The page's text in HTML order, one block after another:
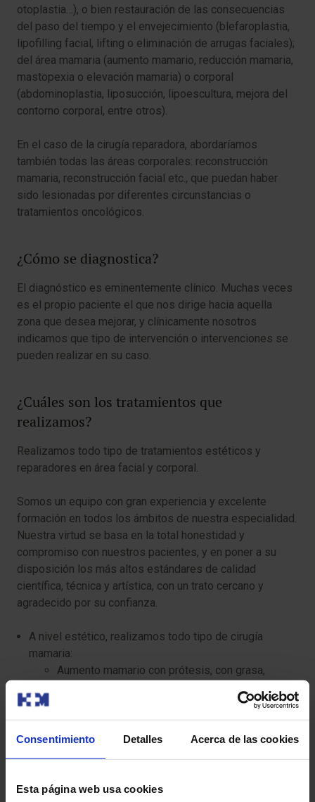
Consentimiento Detalles Acerca de las cookies
Esta página web usa cookies
otoplastia…), o bien restauración de las consecuencias
del paso del tiempo y el envejecimiento (blefaroplastia,
lipofilling facial, lifting o eliminación de arrugas faciales);
del área mamaria (aumento mamario, reducción mamaria,
mastopexia o elevación mamaria) o corporal
(abdominoplastia, liposucción, lipoescultura, mejora del
contorno corporal, entre otros).
En el caso de la cirugía reparadora, abordaríamos
también todas las áreas corporales: reconstrucción
mamaria, reconstrucción facial etc., que puedan haber
sido lesionadas por diferentes circunstancias o
tratamientos oncológicos.
¿Cómo se diagnostica?
El diagnóstico es eminentemente clínico. Muchas veces
es el propio paciente el que nos dirige hacia aquella
zona que desea mejorar, y clínicamente nosotros
indicamos que tipo de intervención o intervenciones se
pueden realizar en su caso.
¿Cuáles son los tratamientos que
realizamos?
Realizamos todo tipo de tratamientos estéticos y
reparadores en área facial y corporal.
Somos un equipo con gran experiencia y excelente
formación en todos los ámbitos de nuestra especialidad.
Nuestra virtud se basa en la total honestidad y
compromiso con nuestros pacientes, y en poner a su
disposición los más altos estándares de calidad
científica, técnica y artística, con un trato cercano y
agradecido por su confianza.
A nivel estético, realizamos todo tipo de cirugía
mamaria:
Aumento mamario con prótesis, con grasa,
Reducción mamaria con o sin implantes.
Elevación mamaria o mastopexia con o sin
prótesis.
Corrección de Mama tuberosa.
disponibles (DIEP, Microcirugía, Cirugía